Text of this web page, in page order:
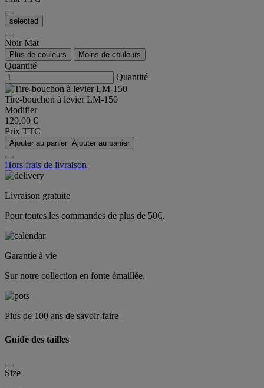
selected
Noir Mat
Plus de couleurs Moins de couleurs
Quantité
Quantité
Tire-bouchon à levier LM-150
Modifier
129,00 €
Prix TTC
Ajouter au panier Ajouter au panier
Hors frais de livraison
Livraison gratuite
Pour toutes les commandes de plus de 50€.
Garantie à vie
Sur notre collection en fonte émaillée.
Plus de 100 ans de savoir-faire
Guide des tailles
Size